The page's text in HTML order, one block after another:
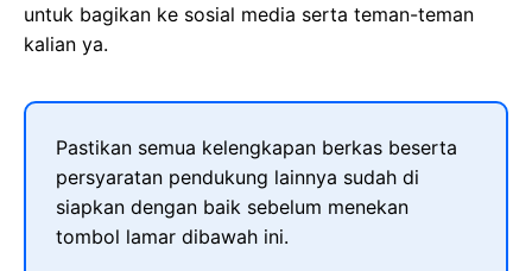
untuk bagikan ke sosial media serta teman-teman
kalian ya.
Pastikan semua kelengkapan berkas beserta
persyaratan pendukung lainnya sudah di
siapkan dengan baik sebelum menekan
tombol lamar dibawah ini.